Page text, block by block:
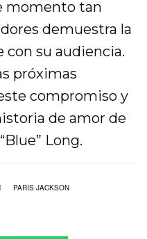
momento tan
demuestra la
su audiencia.
próximas
compromiso y
de amor de
Long.
PARIS JACKSON